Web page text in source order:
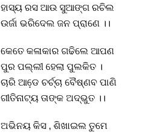
ହାସ୍ୟ ରସ ଆଉ ସୁଆଙ୍ଗ ରଚିଲ
ଉର୍ଜା ଭରିଦେଲ ଜନ ପ୍ରାଣେ ।।
କେତେ କଳାକାର ଗଢିଲେ ଆପଣ
ପୁର ପଲ୍ଲୀ ହେଲା ପୁଲକିତ ।
ଚାରି ଆଡେ଼ ଚର୍ଚ୍ଚା ବୈଷ୍ଣବ ପାଣି
ଗୀତିନାଟ୍ୟ ତାଙ୍କ ଅଦ୍ଭୁତ ।।
ଅଭିନୟ କିସ , ଶିଖାଇଲ ତୁମେ